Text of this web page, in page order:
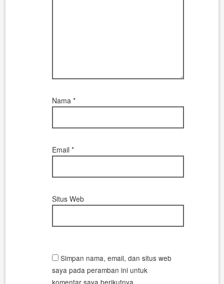
Nama*
Email*
Situs Web
Simpan nama, email, dan situs web
saya pada peramban ini untuk
komentar saya berikutnya.